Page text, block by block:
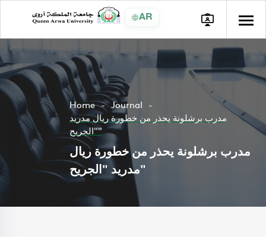
AR
Home
Journal
مدرب برشلونة يحذر من خطورة ريال مدريد
"الجريح"
مدرب برشلونة يحذر من خطورة ريال
مدريد "الجريح"